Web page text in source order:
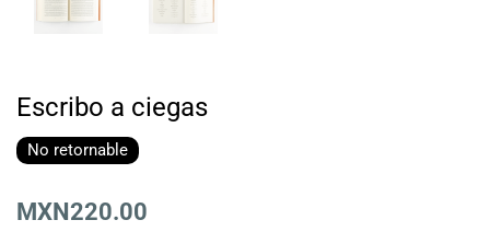
Escribo a ciegas
No retornable
MXN220.00